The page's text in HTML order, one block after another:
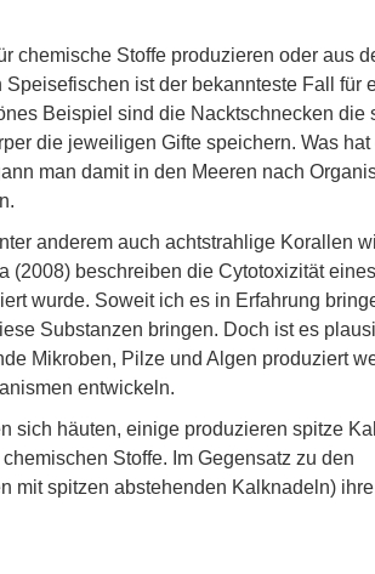
chemische Stoffe produzieren oder aus
ist der bekannteste Fall für
Beispiel sind die Nacktschnecken die
die jeweiligen Gifte speichern. Was hat
man damit in den Meeren nach
anderem auch achtstrahlige Korallen
beschreiben die Cytotoxizität
wurde. Soweit ich es in Erfahrung
Substanzen bringen. Doch ist es
Mikroben, Pilze und Algen produziert
entwickeln.
sich häuten, einige produzieren spitze
Stoffe. Im Gegensatz zu den
mit spitzen abstehenden Kalknadeln) ihre